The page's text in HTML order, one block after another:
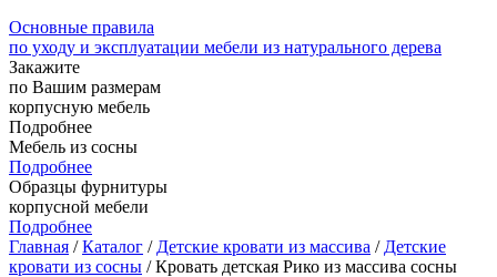
Основные правила
по уходу и эксплуатации мебели из натурального дерева
Закажите
по Вашим размерам
корпусную мебель
Подробнее
Мебель из сосны
Подробнее
Образцы фурнитуры
корпусной мебели
Подробнее
Главная /Каталог / Детские кровати из массива / Детские
кровати из сосны / Кровать детская Рико из массива сосны